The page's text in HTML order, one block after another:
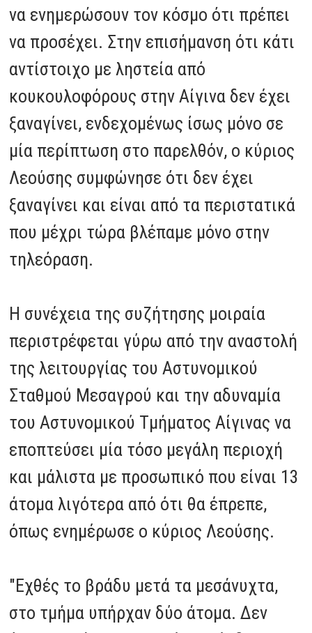
να ενημερώσουν τον κόσμο ότι πρέπει
να προσέχει. Στην επισήμανση ότι κάτι
αντίστοιχο με ληστεία από
κουκουλοφόρους στην Αίγινα δεν έχει
ξαναγίνει, ενδεχομένως ίσως μόνο σε
μία περίπτωση στο παρελθόν, ο κύριος
Λεούσης συμφώνησε ότι δεν έχει
ξαναγίνει και είναι από τα περιστατικά
που μέχρι τώρα βλέπαμε μόνο στην
τηλεόραση.
Η συνέχεια της συζήτησης μοιραία
περιστρέφεται γύρω από την αναστολή
της λειτουργίας του Αστυνομικού
Σταθμού Μεσαγρού και την αδυναμία
του Αστυνομικού Τμήματος Αίγινας να
εποπτεύσει μία τόσο μεγάλη περιοχή
και μάλιστα με προσωπικό που είναι 13
άτομα λιγότερα από ότι θα έπρεπε,
όπως ενημέρωσε ο κύριος Λεούσης.
"Εχθές το βράδυ μετά τα μεσάνυχτα,
στο τμήμα υπήρχαν δύο άτομα. Δεν